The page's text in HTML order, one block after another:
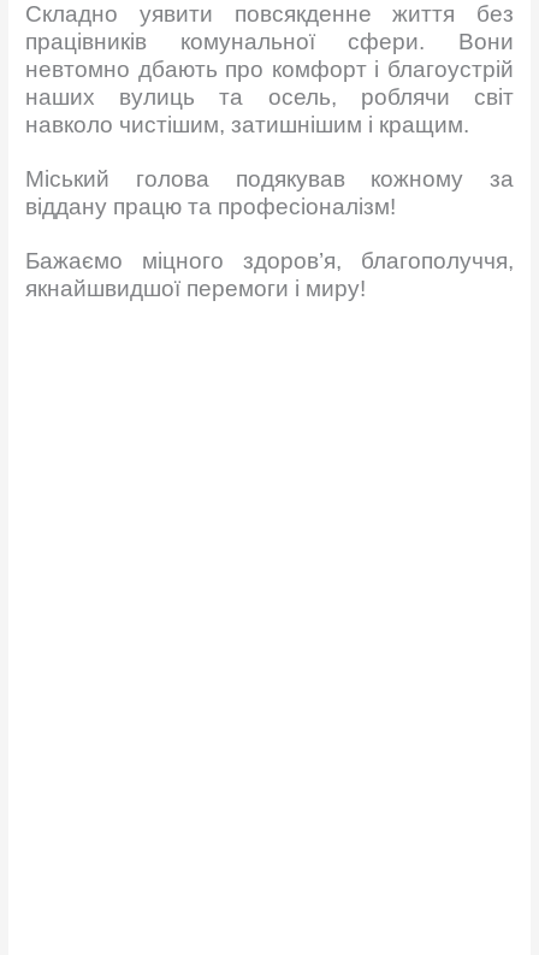
Складно уявити повсякденне життя без
працівників комунальної сфери. Вони
невтомно дбають про комфорт і благоустрій
наших вулиць та осель, роблячи світ
навколо чистішим, затишнішим і кращим.
Міський голова подякував кожному за
віддану працю та професіоналізм!
Бажаємо міцного здоров’я, благополуччя,
якнайшвидшої перемоги і миру!